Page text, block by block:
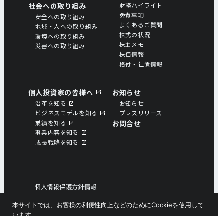
社会への取り組み
安全への取り組み
地域・人への取り組み
環境への取り組み
災害への取り組み
財務ハイライト
免責事項
よくあるご質問
株式の状況
株主メモ
株価情報
格付・社債情報
個人投資家の皆様へ
沿革を知る
ビジネスモデルを知る
業績を知る
事業内容を知る
成⻑戦略を知る
お知らせ
お知らせ
プレスリリース
お問合せ
個人情報保護方針情報
ソーシャルメディアポリシー
本サイトでは、お客様の利便性向上などのためにCookieを使用して